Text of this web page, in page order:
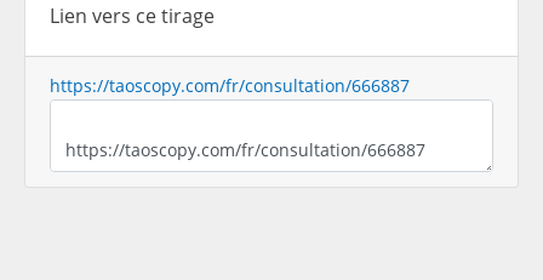
Lien vers ce tirage
https://taoscopy.com/fr/consultation/666887